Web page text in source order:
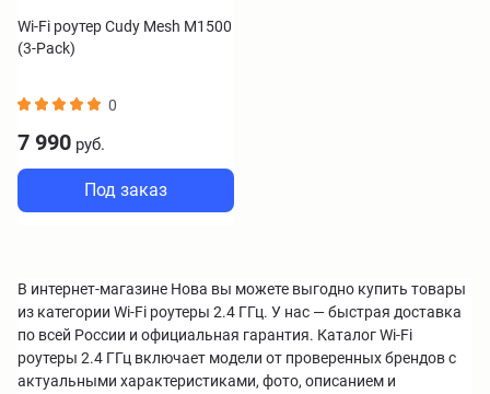
Wi-Fi роутер Cudy Mesh M1500
(3-Pack)
0
7 990 руб.
Под заказ
В интернет-магазине Нова вы можете выгодно купить товары
из категории Wi-Fi роутеры 2.4 ГГц. У нас — быстрая доставка
по всей России и официальная гарантия. Каталог Wi-Fi
роутеры 2.4 ГГц включает модели от проверенных брендов с
актуальными характеристиками, фото, описанием и